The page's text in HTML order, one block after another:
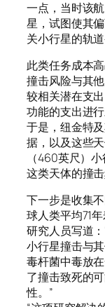
一点，当时该
星，试图使其
关小行星的轨
此类任务成本
撞击风险与其
较相关潜在支
功能的支出进行
于是，纽金特
据，以及这些
（460英尺）
这类天体的撞击
下一步是收集
球人类平均71
研究人员写道
小行星撞击与
毒杆菌中毒放
了撞击致死的
性。”